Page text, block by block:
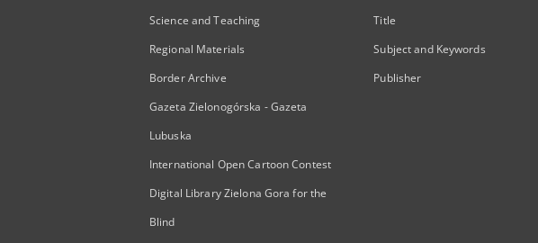
Science and Teaching
Regional Materials
Border Archive
Gazeta Zielonogórska - Gazeta
Lubuska
International Open Cartoon Contest
Digital Library Zielona Gora for the
Blind
Title
Subject and Keywords
Publisher